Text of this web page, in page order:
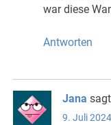
war diese
Antworten
Jana
9. Juli